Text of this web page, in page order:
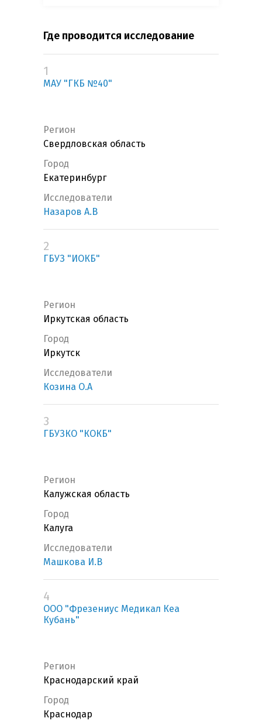
Где проводится исследование
1
МАУ "ГКБ №40"
Регион
Свердловская область
Город
Екатеринбург
Исследователи
Назаров А.В
2
ГБУЗ "ИОКБ"
Регион
Иркутская область
Город
Иркутск
Исследователи
Козина О.А
3
ГБУЗКО "КОКБ"
Регион
Калужская область
Город
Калуга
Исследователи
Машкова И.В
4
ООО "Фрезениус Медикал Кеа
Кубань"
Регион
Краснодарский край
Город
Краснодар